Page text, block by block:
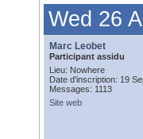
Wed 26
Marc Leobet
Participant assidu
Lieu: Nowhere
Date d'inscription: 19
Messages: 1113
Site web